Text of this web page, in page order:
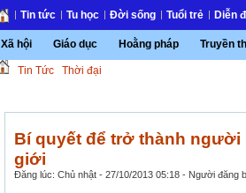
Tin tức Tu học Đời sống Tuổi trẻ Diễn
Xã hội Giáo dục Hoằng pháp Truyền
Tin Tức Thời đại
Bí quyết để trở thành người
giới
Đăng lúc: Chủ nhật - 27/10/2013 05:18 - Người đăng